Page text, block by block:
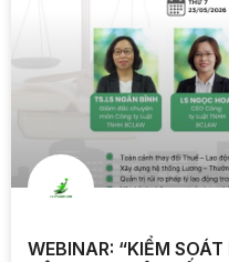
WEBINAR: “KIỂM